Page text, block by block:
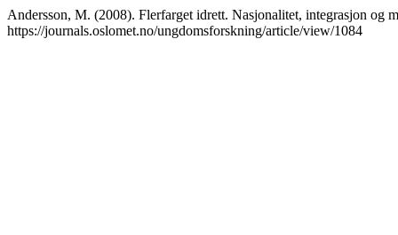
Andersson, M. (2008). Flerfarget idrett. Nasjonalitet, integrasjon og
https://journals.oslomet.no/ungdomsforskning/article/view/1084